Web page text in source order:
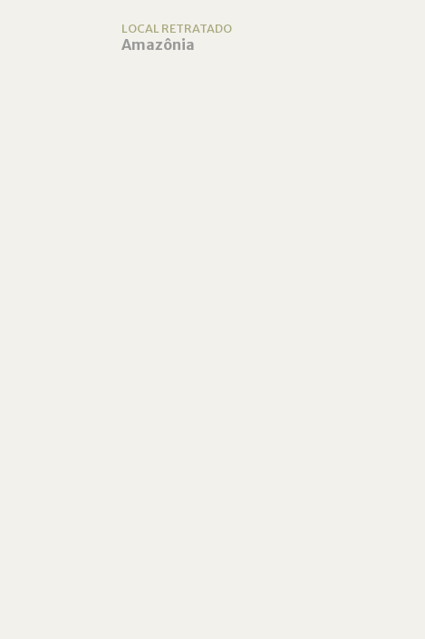
LOCAL RETRATADO
Amazônia